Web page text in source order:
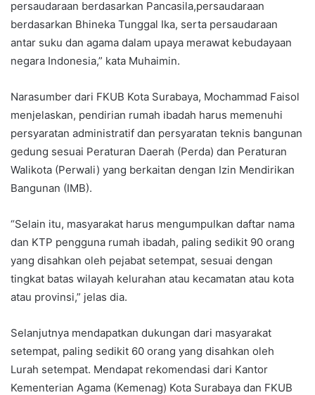
persaudaraan berdasarkan Pancasila,persaudaraan
berdasarkan Bhineka Tunggal Ika, serta persaudaraan
antar suku dan agama dalam upaya merawat kebudayaan
negara Indonesia,” kata Muhaimin.
Narasumber dari FKUB Kota Surabaya, Mochammad Faisol
menjelaskan, pendirian rumah ibadah harus memenuhi
persyaratan administratif dan persyaratan teknis bangunan
gedung sesuai Peraturan Daerah (Perda) dan Peraturan
Walikota (Perwali) yang berkaitan dengan Izin Mendirikan
Bangunan (IMB).
“Selain itu, masyarakat harus mengumpulkan daftar nama
dan KTP pengguna rumah ibadah, paling sedikit 90 orang
yang disahkan oleh pejabat setempat, sesuai dengan
tingkat batas wilayah kelurahan atau kecamatan atau kota
atau provinsi,” jelas dia.
Selanjutnya mendapatkan dukungan dari masyarakat
setempat, paling sedikit 60 orang yang disahkan oleh
Lurah setempat. Mendapat rekomendasi dari Kantor
Kementerian Agama (Kemenag) Kota Surabaya dan FKUB